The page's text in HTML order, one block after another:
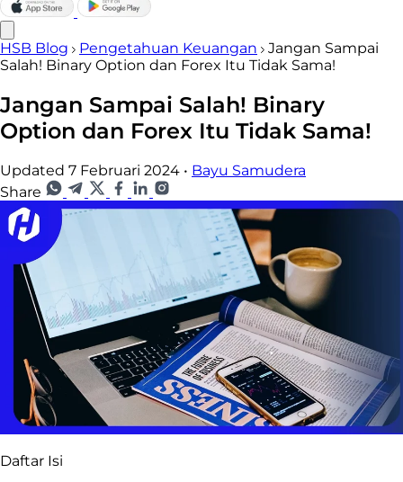
HSB Blog Pengetahuan Keuangan
Jangan Sampai
Salah! Binary Option dan Forex Itu Tidak Sama!
Jangan Sampai Salah! Binary
Option dan Forex Itu Tidak Sama!
Updated 7 Februari 2024 • Bayu Samudera
Share
Daftar Isi